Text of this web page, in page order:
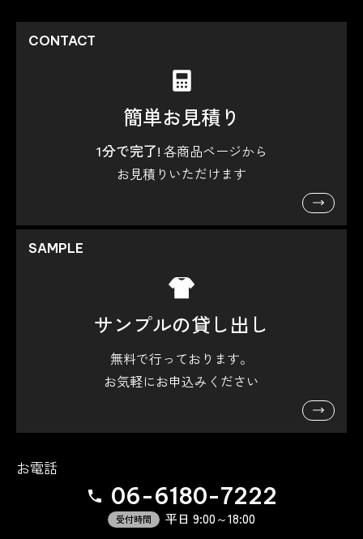
CONTACT
簡単お見積り
1分で完了! 各商品ページから
お見積りいただけます
SAMPLE
サンプルの貸し出し
無料で行っております。
お気軽にお申込みください
お電話
06-6180-7222
受付時間 平日 9:00～18:00